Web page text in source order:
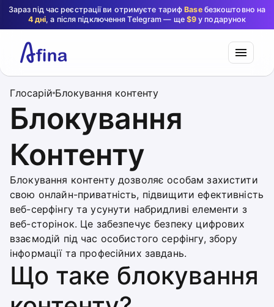
Зараз під час реєстрації ви отримуєте тарифBaseбезкоштовно на
4 дні, а після підключення Telegram — ще $9 у подарунок
Глосарій Блокування контенту
Блокування
Контенту
Блокування контенту дозволяє особам захистити
свою онлайн-приватність, підвищити ефективність
веб-серфінгу та усунути набридливі елементи з
веб-сторінок. Це забезпечує безпеку цифрових
взаємодій під час особистого серфінгу, збору
інформації та професійних завдань.
Що таке блокування